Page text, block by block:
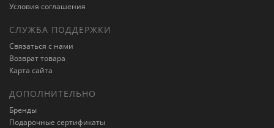
Условия соглашения
СЛУЖБА ПОДДЕРЖКИ
Связаться с нами
Возврат товара
Карта сайта
ДОПОЛНИТЕЛЬНО
Бренды
Подарочные сертификаты